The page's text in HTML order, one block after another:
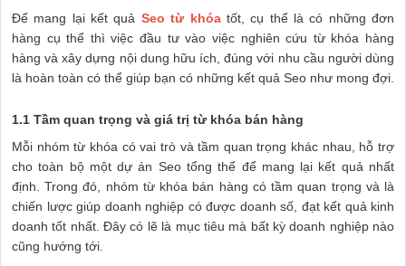
Để mang lại kết quả Seo từ khóatốt, cụ thể là có những đơn
hàng cụ thể thì việc đầu tư vào việc nghiên cứu từ khóa hàng
hàng và xây dựng nội dung hữu ích, đúng với nhu cầu người dùng
là hoàn toàn có thể giúp bạn có những kết quả Seo như mong đợi.
1.1 Tầm quan trọng và giá trị từ khóa bán hàng
Mỗi nhóm từ khóa có vai trò và tầm quan trọng khác nhau, hỗ trợ
cho toàn bộ một dự án Seo tổng thể để mang lại kết quả nhất
định. Trong đó, nhóm từ khóa bán hàng có tầm quan trọng và là
chiến lược giúp doanh nghiệp có được doanh số, đạt kết quả kinh
doanh tốt nhất. Đây có lẽ là mục tiêu mà bất kỳ doanh nghiệp nào
cũng hướng tới.